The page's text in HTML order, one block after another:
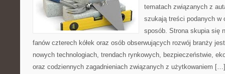
tematach związanych z
szukają treści podanych w
sposób. Strona skupia się
fanów czterech kółek oraz osób obserwujących rozwój branży
nowych technologiach, trendach rynkowych, bezpieczeństwie,
oraz codziennych zagadnieniach związanych z użytkowaniem […]